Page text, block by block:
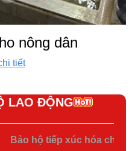
nông dân
tiết
LAO ĐỘNG
Bảo hộ tiếp xúc hóa chất